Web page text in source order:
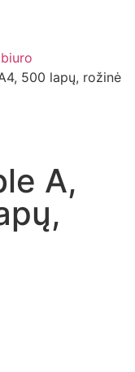
500 lapų, rožinė
A,